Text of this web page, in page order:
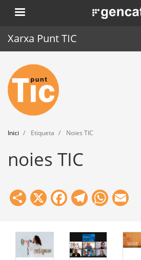
Vés
al
. Obre en una
Xarxa Punt TIC
Inici
Punt TIC
Actualitat
Agenda
Formació
Eines
Inici Etiqueta Noies TIC
noies TIC
Share
X Facebook